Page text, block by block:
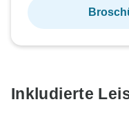
Inkludierte